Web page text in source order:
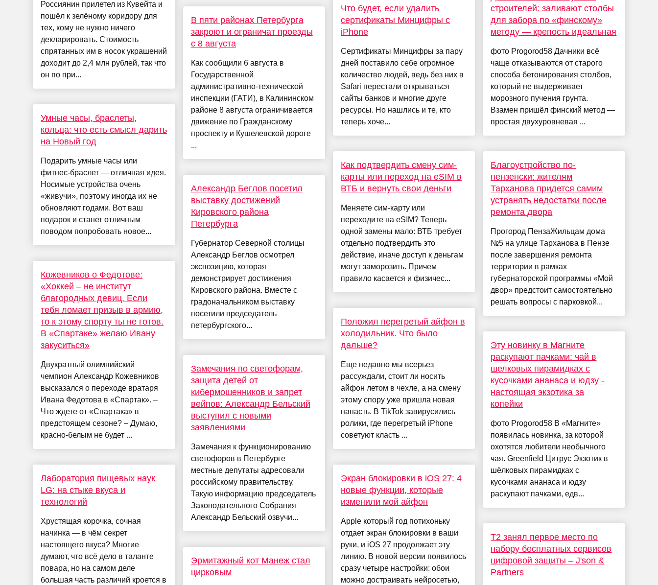
Россиянин прилетел из Кувейта и
пошёл к зелёному коридору для
тех, кому не нужно ничего
декларировать. Стоимость
спрятанных им в носок украшений
доходит до 2,4 млн рублей, так что
он по при...
Умные часы, браслеты,
кольца: что есть смысл дарить
на Новый год
Подарить умные часы или
фитнес-браслет — отличная идея.
Носимые устройства очень
«живучи», поэтому иногда их не
обновляют годами. Вот ваш
подарок и станет отличным
поводом попробовать новое...
Кожевников о Федотове:
«Хоккей – не институт
благородных девиц. Если
тебя ломает призыв в армию,
то к этому спорту ты не готов.
В «Спартаке» желаю Ивану
закуситься»
Двукратный олимпийский
чемпион Александр Кожевников
высказался о переходе вратаря
Ивана Федотова в «Спартак». –
Что ждете от «Спартака» в
предстоящем сезоне? – Думаю,
красно-белым не будет ...
Лаборатория пищевых наук
LG: на стыке вкуса и
технологий
Хрустящая корочка, сочная
начинка — в чём секрет
настоящего вкуса? Многие
думают, что всё дело в таланте
повара, но на самом деле
большая часть различий кроется в
В пяти районах Петербурга
закроют и ограничат проезды
с 8 августа
Как сообщили 6 августа в
Государственной
административно-технической
инспекции (ГАТИ), в Калининском
районе 8 августа ограничивается
движение по Гражданскому
проспекту и Кушелевской дороге
...
Александр Беглов посетил
выставку достижений
Кировского района
Петербурга
Губернатор Северной столицы
Александр Беглов осмотрел
экспозицию, которая
демонстрирует достижения
Кировского района. Вместе с
градоначальником выставку
посетили председатель
петербургского...
Замечания по светофорам,
защита детей от
кибермошенников и запрет
вейпов: Александр Бельский
выступил с новыми
заявлениями
Замечания к функционированию
светофоров в Петербурге
местные депутаты адресовали
российскому правительству.
Такую информацию председатель
Законодательного Собрания
Александр Бельский озвучи...
Эрмитажный кот Манеж стал
цирковым
Что будет, если удалить
сертификаты Минцифры с
iPhone
Сертификаты Минцифры за пару
дней поставило себе огромное
количество людей, ведь без них в
Safari перестали открываться
сайты банков и многие друге
ресурсы. Но нашлись и те, кто
теперь хоче...
Как подтвердить смену сим-
карты или переход на eSIM в
ВТБ и вернуть свои деньги
Меняете сим-карту или
переходите на eSIM? Теперь
одной замены мало: ВТБ требует
отдельно подтвердить это
действие, иначе доступ к деньгам
могут заморозить. Причем
правило касается и физичес...
Положил перегретый айфон в
холодильник. Что было
дальше?
Еще недавно мы всерьез
рассуждали, стоит ли носить
айфон летом в чехле, а на смену
этому спору уже пришла новая
напасть. В TikTok завирусились
ролики, где перегретый iPhone
советуют класть ...
Экран блокировки в iOS 27: 4
новые функции, которые
изменили мой айфон
Apple который год потихоньку
отдает экран блокировки в ваши
руки, и iOS 27 продолжает эту
линию. В новой версии появилось
сразу четыре настройки: обои
можно достраивать нейросетью,
строителей: заливают столбы
для забора по «финскому»
методу — крепость идеальная
фото Progorod58 Дачники всё
чаще отказываются от старого
способа бетонирования столбов,
который не выдерживает
морозного пучения грунта.
Взамен пришёл финский метод —
простая двухуровневая ...
Благоустройство по-
пензенски: жителям
Тарханова придется самим
устранять недостатки после
ремонта двора
Прогород ПензаЖильцам дома
№5 на улице Тарханова в Пензе
после завершения ремонта
территории в рамках
губернаторской программы «Мой
двор» предстоит самостоятельно
решать вопросы с парковкой...
Эту новинку в Магните
раскупают пачками: чай в
шелковых пирамидках с
кусочками ананаса и юдзу -
настоящая экзотика за
копейки
фото Progorod58 В «Магните»
появилась новинка, за которой
охотятся любители необычного
чая. Greenfield Цитрус Экзотик в
шёлковых пирамидках с
кусочками ананаса и юдзу
раскупают пачками, едв...
Т2 занял первое место по
набору бесплатных сервисов
цифровой защиты – J'son &
Partners